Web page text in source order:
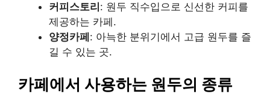
커피스토리 : 원두 직수입으로 신선한 커피를
제공하는 카페.
양정카페 : 아늑한 분위기에서 고급 원두를 즐
길 수 있는 곳.
카페에서 사용하는 원두의 종류